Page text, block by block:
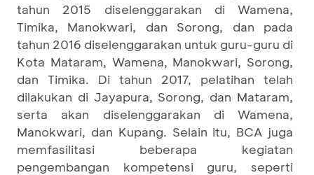
tahun 2015 diselenggarakan di Wamena,
Timika, Manokwari, dan Sorong, dan pada
tahun 2016 diselenggarakan untuk guru-guru di
Kota Mataram, Wamena, Manokwari, Sorong,
dan Timika. Di tahun 2017, pelatihan telah
dilakukan di Jayapura, Sorong, dan Mataram,
serta akan diselenggarakan di Wamena,
Manokwari, dan Kupang. Selain itu, BCA juga
memfasilitasi beberapa kegiatan
pengembangan kompetensi guru, seperti